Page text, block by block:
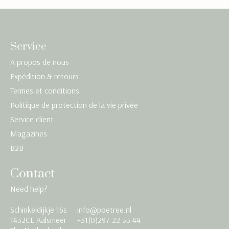
Service
A propos de nous
Expédition & retours
Termes et conditions
Politique de protection de la vie privée
Service client
Magazines
B2B
Contact
Need help?
Schinkeldijkje 16s
1432CE Aalsmeer
info@poetree.nl
+31(0)297 22 33 44